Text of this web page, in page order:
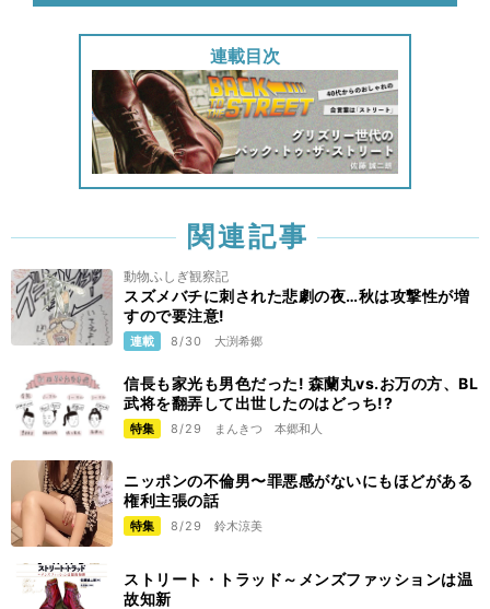
連載目次
関連記事
動物ふしぎ観察記
スズメバチに刺された悲劇の夜…秋は攻撃性が増
すので要注意!
連載 8/30 大渕希郷
信長も家光も男色だった! 森蘭丸vs.お万の方、BL
武将を翻弄して出世したのはどっち!?
特集 8/29 まんきつ 本郷和人
ニッポンの不倫男〜罪悪感がないにもほどがある
権利主張の話
特集 8/29 鈴木涼美
ストリート・トラッド～メンズファッションは温
故知新